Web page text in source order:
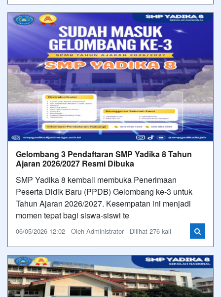
Gelombang 3 Pendaftaran SMP Yadika 8 Tahun
Ajaran 2026/2027 Resmi Dibuka
SMP Yadika 8 kembali membuka Penerimaan
Peserta Didik Baru (PPDB) Gelombang ke-3 untuk
Tahun Ajaran 2026/2027. Kesempatan ini menjadi
momen tepat bagi siswa-siswi te
06/05/2026 12:02 - Oleh Administrator - Dilihat 276 kali